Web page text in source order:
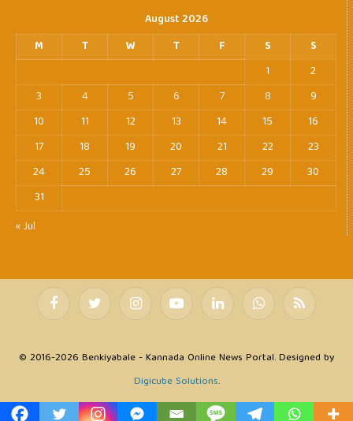
August 2026
M
T W T F S
S
1
2
3
4 5 6 7 8
9
10
11 12 13 14 15
16
17
18 19 20 21 22
23
24
25 26 27 28 29
30
31
« Jul
FacebookTwitter InstagramYouTubeLinkedIn WhatsAppRSS
© 2016-2026 Benkiyabale - Kannada Online News Portal. Designed by
Digicube Solutions.